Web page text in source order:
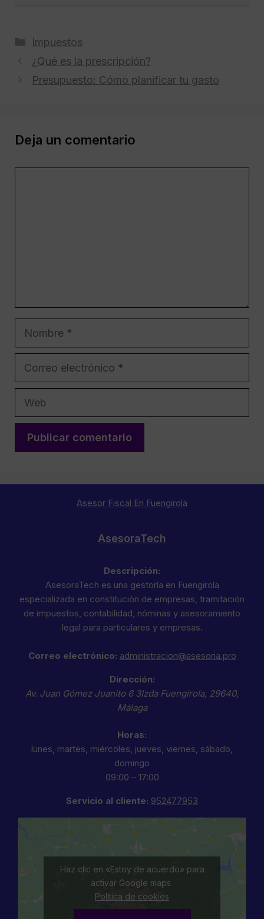
Categorías
Impuestos
¿Qué es la prescripción?
Presupuesto: Cómo planificar tu gasto
Deja un comentario
Asesor Fiscal En Fuengirola
AsesoraTech
Descripción:
AsesoraTech es una gestoría en Fuengirola
especializada en constitución de empresas, tramitación
de impuestos, contabilidad, nóminas y asesoramiento
legal para particulares y empresas.
Correo electrónico: administracion@asesoria.pro
Dirección:
Av. Juan Gómez Juanito 6 3Izda Fuengirola, 29640,
Málaga
Horas:
lunes, martes, miércoles, jueves, viernes, sábado,
domingo
09:00 – 17:00
Servicio al cliente: 952477953
Haz clic en «Estoy de acuerdo» para
activar Google maps
Política de cookies